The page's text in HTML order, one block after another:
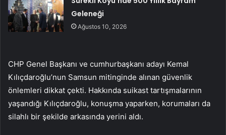
Geleneği
Ağustos 10, 2026
CHP Genel Başkanı ve cumhurbaşkanı adayı Kemal
Kılıçdaroğlu’nun Samsun mitinginde alınan güvenlik
önlemleri dikkat çekti. Hakkında suikast tartışmalarının
yaşandığı Kılıçdaroğlu, konuşma yaparken, korumaları da
silahlı bir şekilde arkasında yerini aldı.